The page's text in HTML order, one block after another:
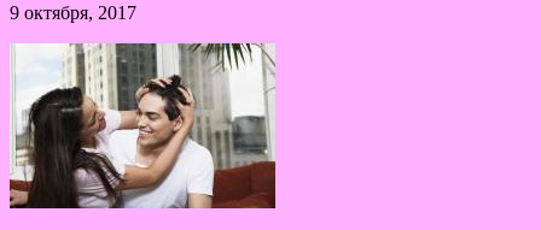
9 октября, 2017